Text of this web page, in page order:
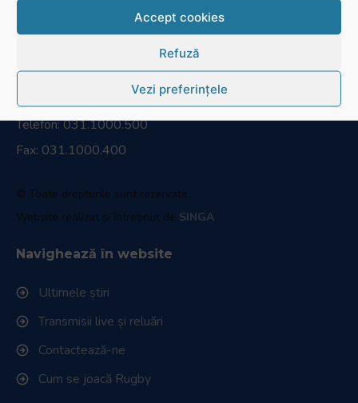
Accept cookies
Refuză
Vezi preferințele
este site-ul oficial al Federației Române
de Rugby.
Bd. Mărăști nr. 18-20, sector 1, București
Telefon:031.1000.500
Fax: 031.1000.400
© Toate drepturile sunt rezervate.
Website realizat și întreținut de SINGA
Navighează în website
Ultimele știri
Transmisii live și reluări
Contactează-ne
Cum se joacă Rugby